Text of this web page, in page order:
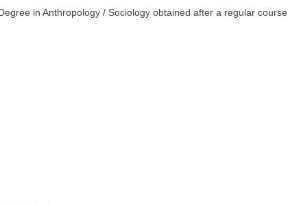
in Anthropology / Sociology obtained after a regular course